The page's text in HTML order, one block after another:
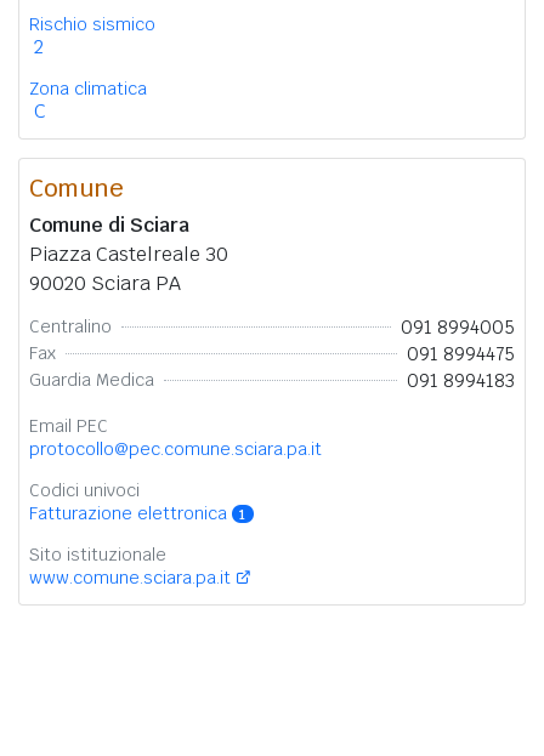
Rischio sismico
2
Zona climatica
C
Comune
Comune di Sciara
Piazza Castelreale 30
90020 Sciara PA
Centralino 091 8994005
Fax 091 8994475
Guardia Medica 091 8994183
Email PEC
protocollo@pec.comune.sciara.pa.it
Codici univoci
Fatturazione elettronica
1
Sito istituzionale
www.comune.sciara.pa.it